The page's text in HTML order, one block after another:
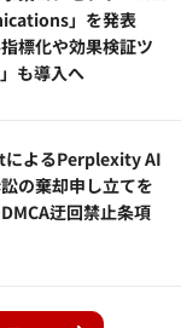
」を発表
標化や効果検証ツ
も導入へ
よるPerplexity AI
の棄却申し立てを
迂回禁止条項